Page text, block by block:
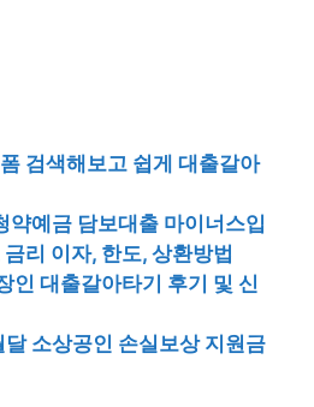
검색해보고 쉽게 대출갈아
약예금 담보대출 마이너스입
리 이자, 한도, 상환방법
인 대출갈아타기 후기 및 신
소상공인 손실보상 지원금